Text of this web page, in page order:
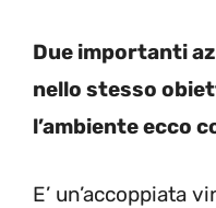
Due importanti
nello stesso
l’ambiente ecco
E’ un’accoppiata